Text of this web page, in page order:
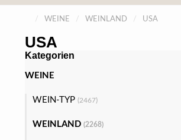
/ WEINE / WEINLAND / USA
USA
Kategorien
WEINE
WEIN-TYP (2467)
WEINLAND (2268)